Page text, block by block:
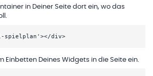
in Deiner Seite dort ein, wo das
spielplan'></div>
Einbetten Deines Widgets in die Seite ein.